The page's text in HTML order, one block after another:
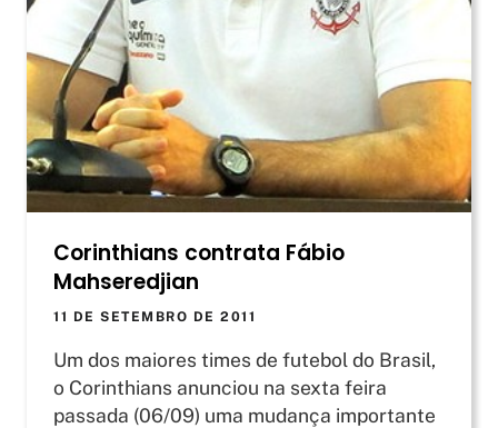
Corinthians contrata Fábio
Mahseredjian
11 DE SETEMBRO DE 2011
Um dos maiores times de futebol do Brasil,
o Corinthians anunciou na sexta feira
passada (06/09) uma mudança importante